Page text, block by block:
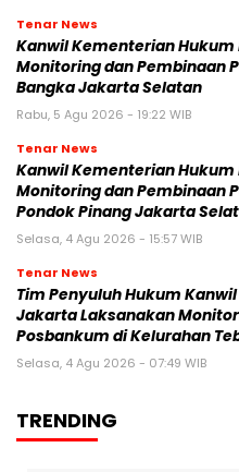
Tenar News
Kanwil Kementerian
Monitoring dan Pembinaan
Bangka Jakarta Selatan
Rabu, 5 Agu 2026 - 19:22 WIB
Tenar News
Kanwil Kementerian
Monitoring dan Pembinaan
Pondok Pinang Jakarta
Selasa, 4 Agu 2026 - 15:57 WIB
Tenar News
Tim Penyuluh Hukum
Jakarta Laksanakan
Posbankum di Kelurahan
Selasa, 4 Agu 2026 - 07:49 WIB
TRENDING